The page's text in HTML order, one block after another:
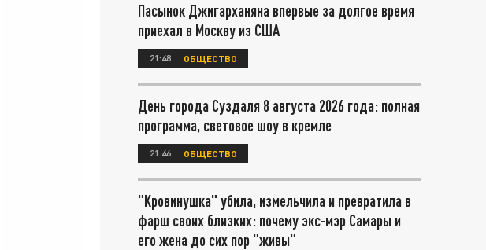
Пасынок Джигарханяна впервые за долгое время
приехал в Москву из США
21:48 ОБЩЕСТВО
День города Суздаля 8 августа 2026 года: полная
программа, световое шоу в кремле
21:46 ОБЩЕСТВО
"Кровинушка" убила, измельчила и превратила в
фарш своих близких: почему экс-мэр Самары и
его жена до сих пор "живы"